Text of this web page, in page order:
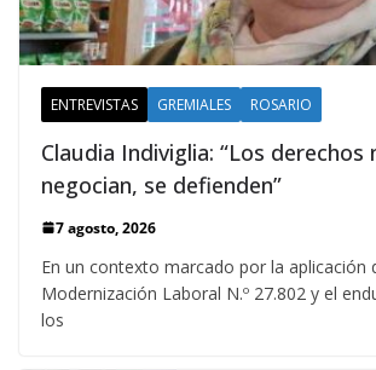
ENTREVISTAS GREMIALES ROSARIO
Claudia Indiviglia: “Los derechos
negocian, se defienden”
7 agosto, 2026
En un contexto marcado por la aplicación
Modernización Laboral N.º 27.802 y el
los